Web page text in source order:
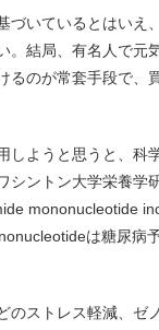
づいているとはいえ
。結局、有名人で元
るのが常套手段で、
しようと思うと、科
シントン大学栄養学
mononucleotide
は糖尿病
ストレス軽減、ゼ